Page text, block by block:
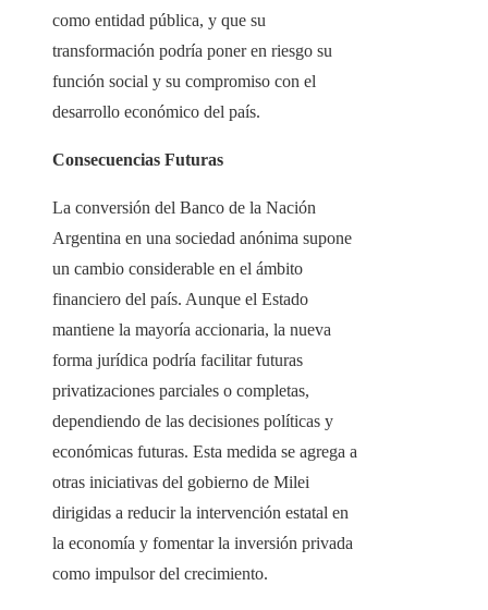
como entidad pública, y que su
transformación podría poner en riesgo su
función social y su compromiso con el
desarrollo económico del país.
Consecuencias Futuras
La conversión del Banco de la Nación
Argentina en una sociedad anónima supone
un cambio considerable en el ámbito
financiero del país. Aunque el Estado
mantiene la mayoría accionaria, la nueva
forma jurídica podría facilitar futuras
privatizaciones parciales o completas,
dependiendo de las decisiones políticas y
económicas futuras. Esta medida se agrega a
otras iniciativas del gobierno de Milei
dirigidas a reducir la intervención estatal en
la economía y fomentar la inversión privada
como impulsor del crecimiento.